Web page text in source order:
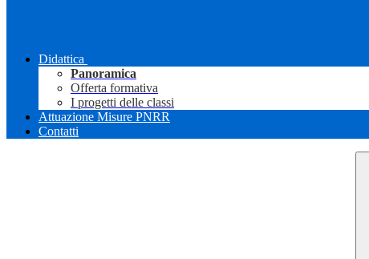
Didattica
Panoramica
Offerta formativa
I progetti delle classi
Attuazione Misure PNRR
Contatti